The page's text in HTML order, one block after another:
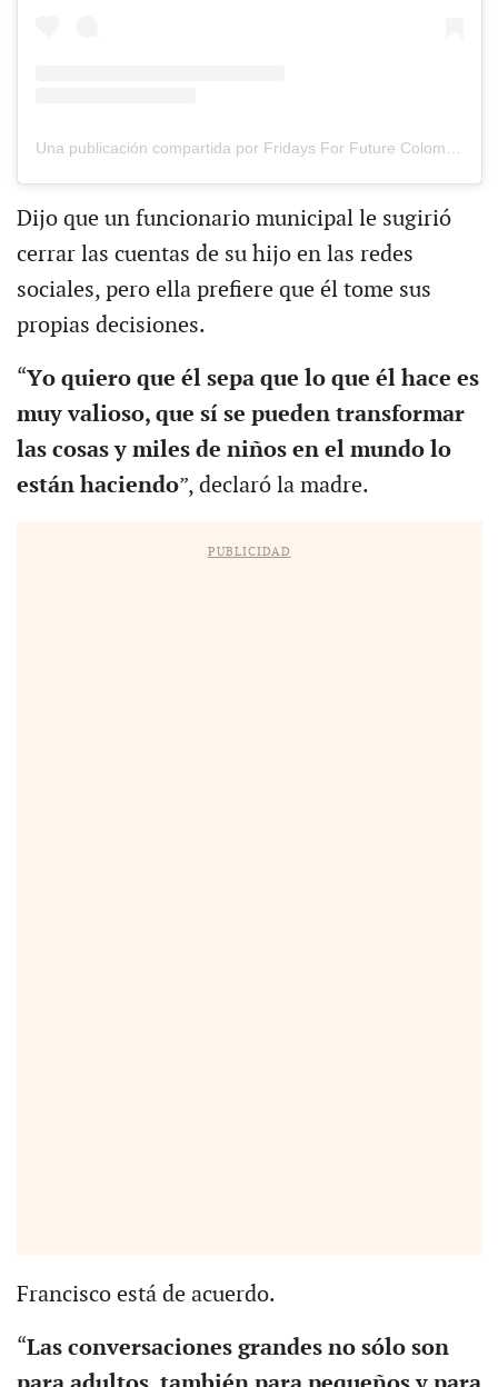
Dijo que un funcionario municipal le sugirió
cerrar las cuentas de su hijo en las redes
sociales, pero ella prefiere que él tome sus
propias decisiones.
“Yoquiero que él sepa que lo que él hace es
muy valioso, que sí se pueden transformar
las cosas y miles de niños en el mundo lo
están haciendo”, declaró la madre.
PUBLICIDAD
Francisco está de acuerdo.
“Las conversaciones grandes no sólo son